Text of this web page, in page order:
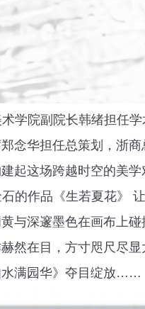
学院副院长韩绪担任
念华担任总策划， 浙商
起这场跨越时空的美学
的作品《生若夏花》
与深邃墨色在画布上
然在目，方寸咫尺尽
水满园华》夺目绽放……